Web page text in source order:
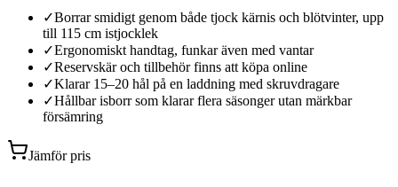
✓Borrar smidigt genom både tjock kärnis och blötvinter, upp
till 115 cm istjocklek
✓Ergonomiskt handtag, funkar även med vantar
✓Reservskär och tillbehör finns att köpa online
✓Klarar 15–20 hål på en laddning med skruvdragare
✓Hållbar isborr som klarar flera säsonger utan märkbar
försämring
Jämför pris